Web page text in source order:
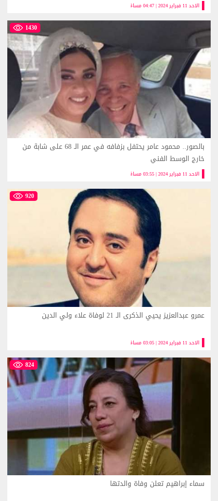
الاحد 11 فبراير 2024 | 04:47 مساءً
1430
الاحد 11 فبراير 2024 | 03:55 مساءً
بالصور.. محمود عامر يحتفل بزفافه في عمر الـ 68 على شابة من
خارج الوسط الفني
920
الاحد 11 فبراير 2024 | 03:05 مساءً
عمرو عبدالعزيز يحيي الذكرى الـ 21 لوفاة علاء ولي الدين
824
سماء إبراهيم تعلن وفاة والدتها